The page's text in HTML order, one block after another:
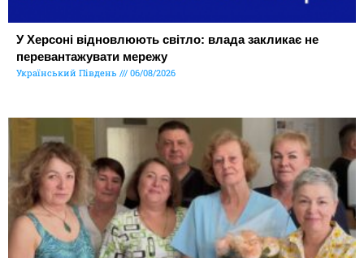
У Херсоні відновлюють світло: влада закликає не
перевантажувати мережу
Український Південь 06/08/2026